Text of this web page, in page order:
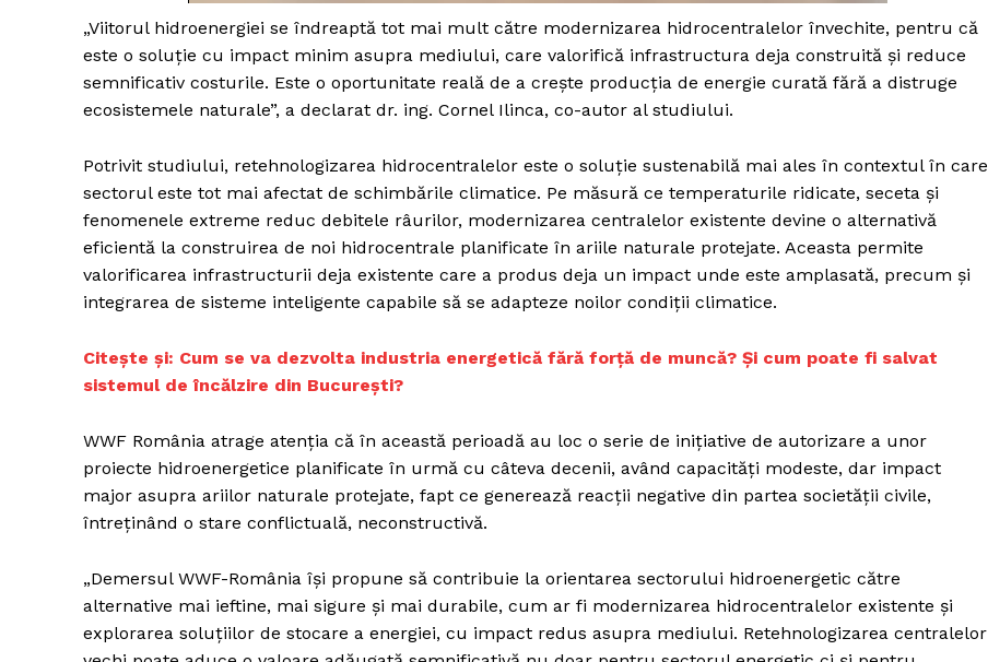
„Viitorul hidroenergiei se îndreaptă tot mai mult către modernizarea hidrocentralelor învechite, pentru că
este o soluție cu impact minim asupra mediului, care valorifică infrastructura deja construită și reduce
semnificativ costurile. Este o oportunitate reală de a crește producția de energie curată fără a distruge
ecosistemele naturale”, a declarat dr. ing. Cornel Ilinca, co-autor al studiului.
Potrivit studiului, retehnologizarea hidrocentralelor este o soluție sustenabilă mai ales în contextul în care
sectorul este tot mai afectat de schimbările climatice. Pe măsură ce temperaturile ridicate, seceta și
fenomenele extreme reduc debitele râurilor, modernizarea centralelor existente devine o alternativă
eficientă la construirea de noi hidrocentrale planificate în ariile naturale protejate. Aceasta permite
valorificarea infrastructurii deja existente care a produs deja un impact unde este amplasată, precum și
integrarea de sisteme inteligente capabile să se adapteze noilor condiții climatice.
Citește și: Cum se va dezvolta industria energetică fără forță de muncă? Și cum poate fi salvat
sistemul de încălzire din București?
WWF România atrage atenția că în această perioadă au loc o serie de inițiative de autorizare a unor
proiecte hidroenergetice planificate în urmă cu câteva decenii, având capacități modeste, dar impact
major asupra ariilor naturale protejate, fapt ce generează reacții negative din partea societății civile,
întreținând o stare conflictuală, neconstructivă.
„Demersul WWF-România își propune să contribuie la orientarea sectorului hidroenergetic către
alternative mai ieftine, mai sigure și mai durabile, cum ar fi modernizarea hidrocentralelor existente și
explorarea soluțiilor de stocare a energiei, cu impact redus asupra mediului. Retehnologizarea centralelor